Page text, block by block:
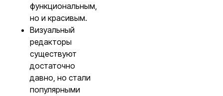
функциональным,
но и красивым.
Визуальный
редакторы
существуют
достаточно
давно, но стали
популярными